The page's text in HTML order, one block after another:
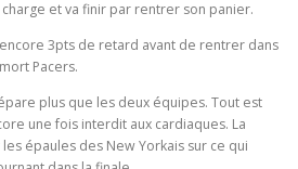
et va finir par rentrer son panier.
encore 3pts de retard avant de rentrer dans
Pacers.
plus que les deux équipes. Tout est
une fois interdit aux cardiaques. La
épaules des New Yorkais sur ce qui